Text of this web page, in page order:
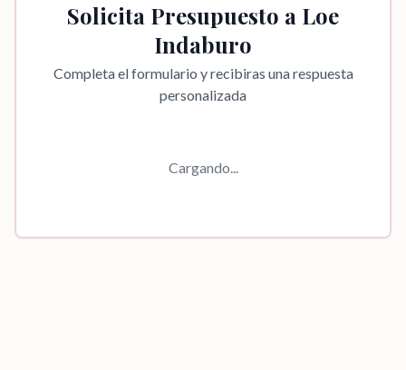
Solicita Presupuesto a Loe
Indaburo
Completa el formulario y recibiras una respuesta
personalizada
Cargando...